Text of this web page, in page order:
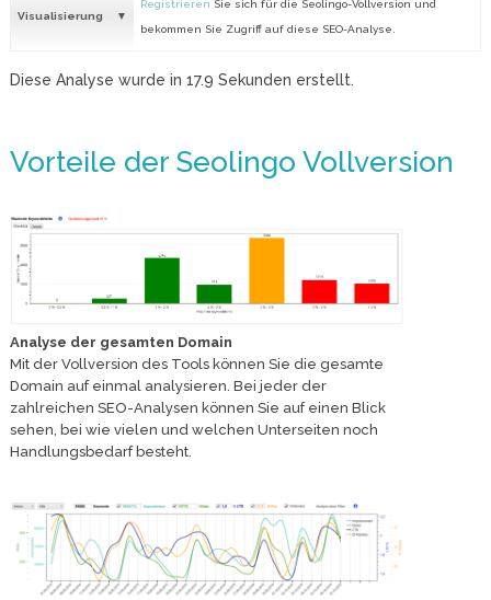
Visualisierung
Registrieren Sie sich für die Seolingo-Vollversion und
bekommen Sie Zugriff auf diese SEO-Analyse.
Diese Analyse wurde in 17.9 Sekunden erstellt.
Vorteile der Seolingo Vollversion
Analyse der gesamten Domain
Mit der Vollversion des Tools können Sie die gesamte
Domain auf einmal analysieren. Bei jeder der
zahlreichen SEO-Analysen können Sie auf einen Blick
sehen, bei wie vielen und welchen Unterseiten noch
Handlungsbedarf besteht.